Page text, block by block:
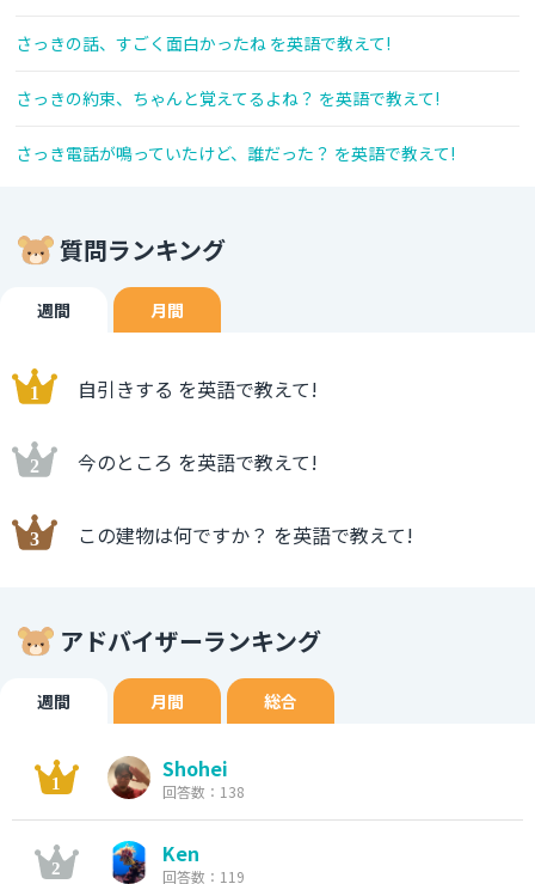
さっきの話、すごく面白かったね を英語で教えて!
さっきの約束、ちゃんと覚えてるよね？ を英語で教えて!
さっき電話が鳴っていたけど、誰だった？ を英語で教えて!
質問ランキング
週間 月間
自引きする を英語で教えて!
今のところ を英語で教えて!
この建物は何ですか？ を英語で教えて!
アドバイザーランキング
週間 月間 総合
Shohei
回答数：138
Ken
回答数：119